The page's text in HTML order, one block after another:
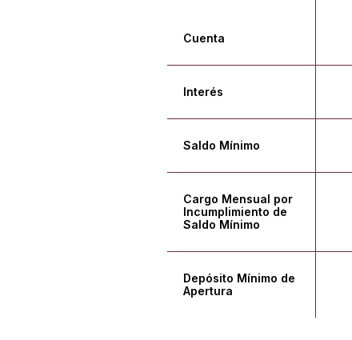
Cuenta
Interés
Saldo Mínimo
Cargo Mensual por
Incumplimiento de
Saldo Mínimo
Depósito Mínimo de
Apertura